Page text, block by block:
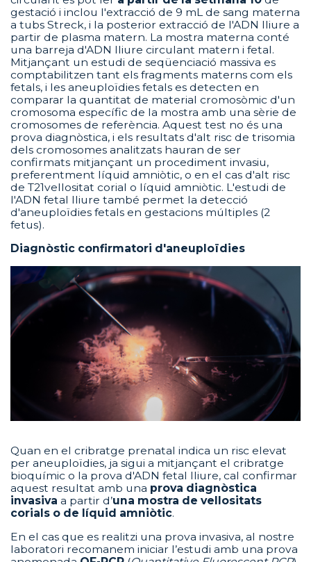
gestació i inclou l'extracció de 9 mL de sang materna
a tubs Streck, i la posterior extracció de l'ADN lliure a
partir de plasma matern. La mostra materna conté
una barreja d'ADN lliure circulant matern i fetal.
Mitjançant un estudi de seqüenciació massiva es
comptabilitzen tant els fragments materns com els
fetals, i les aneuploïdies fetals es detecten en
comparar la quantitat de material cromosòmic d'un
cromosoma específic de la mostra amb una sèrie de
cromosomes de referència. Aquest test no és una
prova diagnòstica, i els resultats d'alt risc de trisomia
dels cromosomes analitzats hauran de ser
confirmats mitjançant un procediment invasiu,
preferentment líquid amniòtic, o en el cas d'alt risc
de T21vellositat corial o líquid amniòtic. L'estudi de
l'ADN fetal lliure també permet la detecció
d'aneuploïdies fetals en gestacions múltiples (2
fetus).
Diagnòstic confirmatori d'aneuploïdies
Quan en el cribratge prenatal indica un risc elevat
per aneuploïdies, ja sigui a mitjançant el cribratge
bioquímic o la prova d'ADN fetal lliure, cal confirmar
aquest resultat amb una prova diagnòstica
invasiva a partir d’una mostra de vellositats
corials o de líquid amniòtic.
En el cas que es realitzi una prova invasiva, al nostre
laboratori recomanem iniciar l’estudi amb una prova